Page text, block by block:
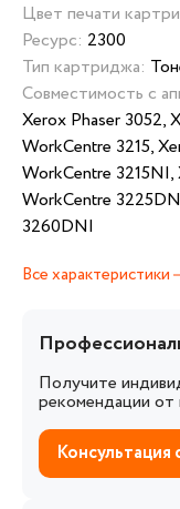
Цвет печати
Ресурс: 2300
Тип картриджа:
Совместимость с
Xerox Phaser 3052,
WorkCentre 3215,
WorkCentre
WorkCentre
3260DNI
Все характеристики
Получите
рекомендации от
Консультация